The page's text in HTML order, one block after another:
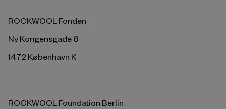
ROCKWOOL Fonden
Ny Kongensgade 6
1472 København K
ROCKWOOL Foundation Berlin